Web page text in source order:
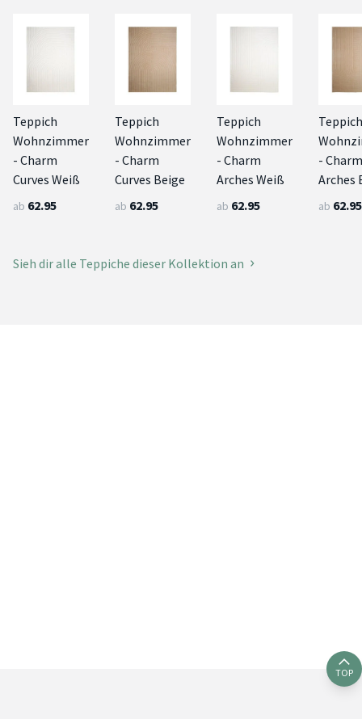
Teppich
Wohnzimmer
- Charm
Curves Weiß
ab 62.95
Teppich
Wohnzimmer
- Charm
Curves Beige
ab 62.95
Teppich
Wohnzimmer
- Charm
Arches Weiß
ab 62.95
Teppich
- Charm
Arches
ab 62.95
Sieh dir alle Teppiche dieser Kollektion an
TOP